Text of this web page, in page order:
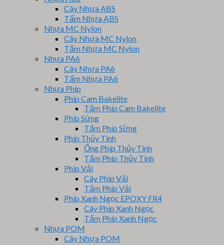
Cây Nhựa ABS
Tấm Nhựa ABS
Nhựa MC Nylon
Cây Nhựa MC Nylon
Tấm Nhựa MC Nylon
Nhựa PA6
Cây Nhựa PA6
Tấm Nhựa PA6
Nhựa Phíp
Phíp Cam Bakelite
Tấm Phíp Cam Bakelite
Phíp Sừng
Tấm Phíp Sừng
Phíp Thủy Tinh
Ống Phíp Thủy Tinh
Tấm Phíp Thủy Tinh
Phíp Vải
Cây Phíp Vải
Tấm Phíp Vải
Phíp Xanh Ngọc EPOXY FR4
Cây Phíp Xanh Ngọc
Tấm Phíp Xanh Ngọc
Nhựa POM
Cây Nhựa POM